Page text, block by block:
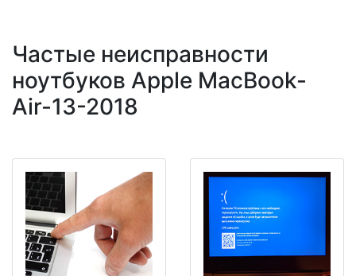
Частые неисправности
ноутбуков Apple MacBook-
Air-13-2018